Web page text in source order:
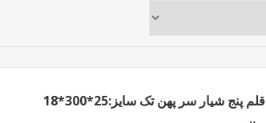
قلم پنج شیار سر پهن تک سایز:25*300*18